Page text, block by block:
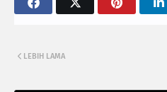
LEBIH LAMA